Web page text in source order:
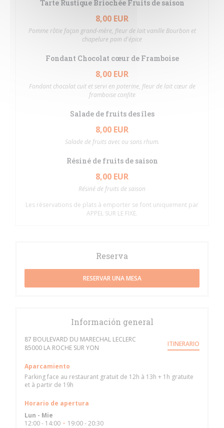
Tarte Rustique Briochée Fruits de saison
8,00 EUR
Pomme rôtie façon grand-mère, fleur de lait vanille Bourbon et
chapelure pain d'épice
Fondant Chocolat cœur de Framboise
8,00 EUR
Fondant chocolat cuit et servi en poterine, fleur de lait cœur de
framboise confite
Salade de fruits des îles
8,00 EUR
Salade de fruits avec ou sans rhum.
Résiné de fruits de saison
8,00 EUR
Résiné de fruits de saison
Les réservations de plats à emporter se font uniquement par
APPEL SUR LE FIXE.
Reserva
RESERVAR UNA MESA
Información general
87 BOULEVARD DU MARECHAL LECLERC
85000 LA ROCHE SUR YON ((abre en una nueva ventana))ITINERARIO
Aparcamiento
Parking face au restaurant gratuit de 12h à 13h + 1h gratuite
et à partir de 19h
Horario de apertura
Lun - Mie
12:00 - 14:00 • 19:00 - 20:30